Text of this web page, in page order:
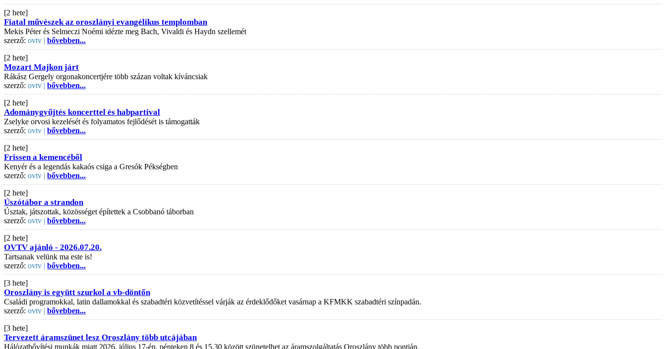
[2 hete]
Fiatal művészek az oroszlányi evangélikus templomban
Mekis Péter és Selmeczi Noémi idézte meg Bach, Vivaldi és Haydn szellemét
szerző: ovtv | bővebben...
[2 hete]
Mozart Majkon járt
Rákász Gergely orgonakoncertjére több százan voltak kíváncsiak
szerző: ovtv | bővebben...
[2 hete]
Adománygyűjtés koncerttel és habpartival
Zselyke orvosi kezelését és folyamatos fejlődését is támogatták
szerző: ovtv | bővebben...
[2 hete]
Frissen a kemencéből
Kenyér és a legendás kakaós csiga a Gresók Pékségben
szerző: ovtv | bővebben...
[2 hete]
Úszótábor a strandon
Úsztak, játszottak, közösséget építettek a Csobbanó táborban
szerző: ovtv | bővebben...
[2 hete]
OVTV ajánló - 2026.07.20.
Tartsanak velünk ma este is!
szerző: ovtv | bővebben...
[3 hete]
Oroszlány is együtt szurkol a vb-döntőn
Családi programokkal, latin dallamokkal és szabadtéri közvetítéssel várják az érdeklődőket vasárnap a KFMKK szabadtéri színpadán.
szerző: ovtv | bővebben...
[3 hete]
Tervezett áramszünet lesz Oroszlány több utcájában
Hálózatbővítési munkák miatt 2026. július 17-én, pénteken 8 és 15.30 között szünetelhet az áramszolgáltatás Oroszlány több pontján.